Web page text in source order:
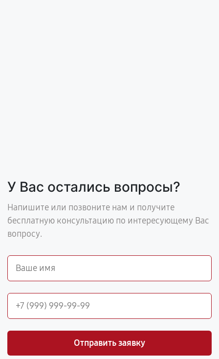
У Вас остались вопросы?
Напишите или позвоните нам и получите
бесплатную консультацию по интересующему Вас
вопросу.
Отправить заявку